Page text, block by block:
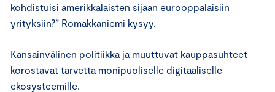
kohdistuisi amerikkalaisten sijaan eurooppalaisiin
yrityksiin?” Romakkaniemi kysyy.
Kansainvälinen politiikka ja muuttuvat kauppasuhteet
korostavat tarvetta monipuoliselle digitaaliselle
ekosysteemille.